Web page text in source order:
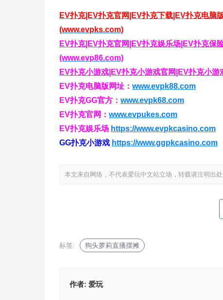
EV扑克|EV扑克官网|EV扑克下载|EV扑克电
(www.evpks.com)
EV扑克|EV扑克官网|EV扑克娱乐场|EV扑克
(www.evp86.com)
EV扑克小游戏|EV扑克小游戏官网|EV扑克小
EV扑克电脑版网址： www.evpk88.com
EV扑克GG官方： www.evpk68.com
EV扑克官网： www.evpukes.com
EV扑克娱乐场 https://www.evpkcasino.com
GG扑克小游戏 https://www.ggpkcasino.com
本文来自网络，不代表爱玩中文站立场，转载请注明出
标签: 狗头萝莉直播摆摊
作者: 爱玩